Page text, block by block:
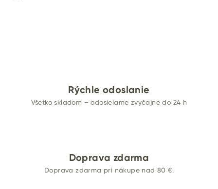
Rýchle odoslanie
Všetko skladom – odosielame zvyčajne do 24 h
Doprava zdarma
Doprava zdarma pri nákupe nad 80 €.